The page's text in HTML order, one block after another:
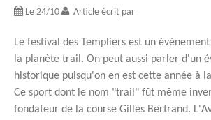
Le 24/10 Article écrit par
Le festival des Templiers est un
la planète trail. On peut aussi parler d'un
historique puisqu'on en est cette année à
Ce sport dont le nom "trail" fût même
fondateur de la course Gilles Bertrand.